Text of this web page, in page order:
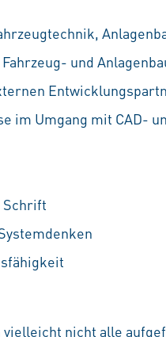
und
im Umgang mit CAD-
Schrift
nicht alle